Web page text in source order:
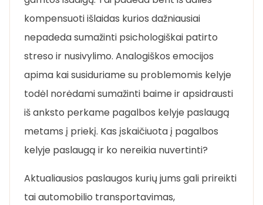
kompensuoti išlaidas kurios dažniausiai
nepadeda sumažinti psichologiškai patirto
streso ir nusivylimo. Analogiškos emocijos
apima kai susiduriame su problemomis kelyje
todėl norėdami sumažinti baime ir apsidrausti
iš anksto perkame pagalbos kelyje paslaugą
metams į priekį. Kas įskaičiuota į pagalbos
kelyje paslaugą ir ko nereikia nuvertinti?
Aktualiausios paslaugos kurių jums gali prireikti
tai automobilio transportavimas,